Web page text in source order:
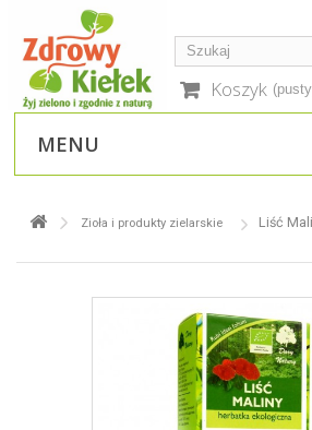
Koszyk
MENU
Zioła i produkty zielarskie Liść